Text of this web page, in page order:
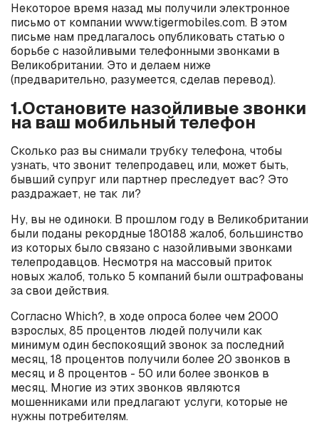
Некоторое время назад мы получили электронное
письмо от компании www.tigermobiles.com. В этом
письме нам предлагалось опубликовать статью о
борьбе с назойливыми телефонными звонками в
Великобритании. Это и делаем ниже
(предварительно, разумеется, сделав перевод).
1.Остановите назойливые звонки
на ваш мобильный телефон
Сколько раз вы снимали трубку телефона, чтобы
узнать, что звонит телепродавец или, может быть,
бывший супруг или партнер преследует вас? Это
раздражает, не так ли?
Ну, вы не одиноки. В прошлом году в Великобритании
были поданы рекордные 180188 жалоб, большинство
из которых было связано с назойливыми звонками
телепродавцов. Несмотря на массовый приток
новых жалоб, только 5 компаний были оштрафованы
за свои действия.
Согласно Which?, в ходе опроса более чем 2000
взрослых, 85 процентов людей получили как
минимум один беспокоящий звонок за последний
месяц, 18 процентов получили более 20 звонков в
месяц и 8 процентов - 50 или более звонков в
месяц. Многие из этих звонков являются
мошенниками или предлагают услуги, которые не
нужны потребителям.